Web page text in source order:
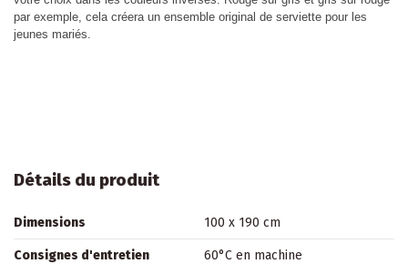
par exemple, cela créera un ensemble original de serviette pour les
jeunes mariés.
Détails du produit
Dimensions 100 x 190 cm
Consignes d'entretien 60°C en machine